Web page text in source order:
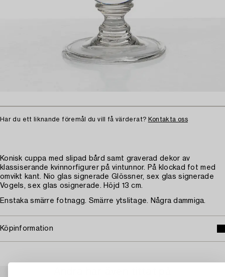
Har du ett liknande föremål du vill få värderat? Kontakta oss
Konisk cuppa med slipad bård samt graverad dekor av
klassiserande kvinnorfigurer på vintunnor. På klockad fot med
omvikt kant. Nio glas signerade Glössner, sex glas signerade
Vogels, sex glas osignerade. Höjd 13 cm.
Enstaka smärre fotnagg. Smärre ytslitage. Några dammiga.
Köpinformation